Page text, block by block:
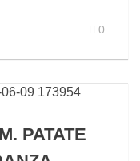
0
PATATE